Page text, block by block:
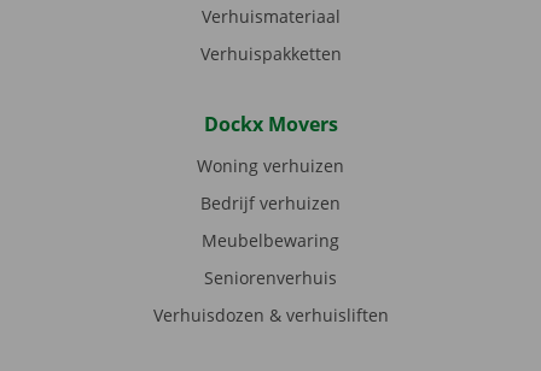
Verhuismateriaal
Verhuispakketten
Dockx Movers
Woning verhuizen
Bedrijf verhuizen
Meubelbewaring
Seniorenverhuis
Verhuisdozen & verhuisliften